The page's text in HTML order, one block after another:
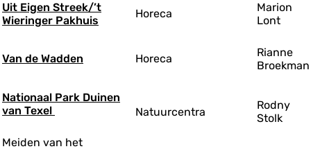
Uit Eigen Streek/’t
Wieringer Pakhuis
Horeca
Marion
Lont
Van de Wadden Horeca
Rianne
Broekman
Nationaal Park Duinen
van Texel
Natuurcentra
Rodny
Stolk
Meiden van het